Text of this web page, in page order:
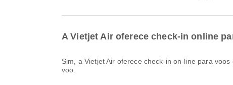
A Vietjet Air oferece check-in online
Sim, a Vietjet Air oferece check-in on-line para voos de Phuket para Ho Chi Minh. Você pode fazer o check-in pelo site ou aplicativo da companhia aérea antes do seu
voo.